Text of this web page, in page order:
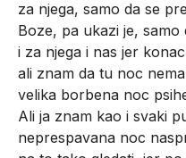
za njega, samo da se
Boze, pa ukazi je,
i za njega i nas jer
ali znam da tu noc
velika borbena noc
Ali ja znam kao i svaki
neprespavana noc